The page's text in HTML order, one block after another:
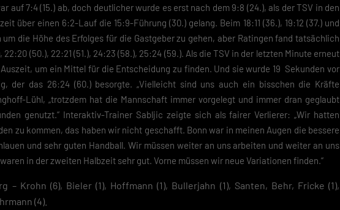
auf 7:4 (15.) ab, doch deutlicher wurde es erst nach dem 9:8 (24.), als der TSV in den
über einen 6:2-Lauf die 15:9-Führung (30.) gelang. Beim 18:11 (36.), 19:12 (37.) und
die Höhe des Erfolges für die Gastgeber zu gehen, aber Ratingen fand tatsächlich
(50.), 22:21 (51.), 24:23 (58.), 25:24 (59.). Als die TSV in der letzten Minute erneut
um ein Mittel für die Entscheidung zu finden. Und sie wurde 19 Sekunden vor
der das 26:24 (60.) besorgte. „Vielleicht sind uns auch ein bisschen die Kräfte
Lühl, „trotzdem hat die Mannschaft immer vorgelegt und immer dran geglaubt
genutzt.“ Interaktiv-Trainer Sabljic zeigte sich als fairer Verlierer: „Wir hatten
zu kommen, das haben wir nicht geschafft. Bonn war in meinen Augen die bessere
und sehr guten Handball. Wir müssen weiter an uns arbeiten und weiter an uns
in der zweiten Halbzeit sehr gut. Vorne müssen wir neue Variationen finden.“
– Krohn (6), Bieler (1), Hoffmann (1), Bullerjahn (1), Santen, Behr, Fricke (1),
(4).